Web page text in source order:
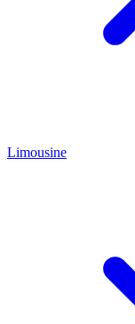
Limousine